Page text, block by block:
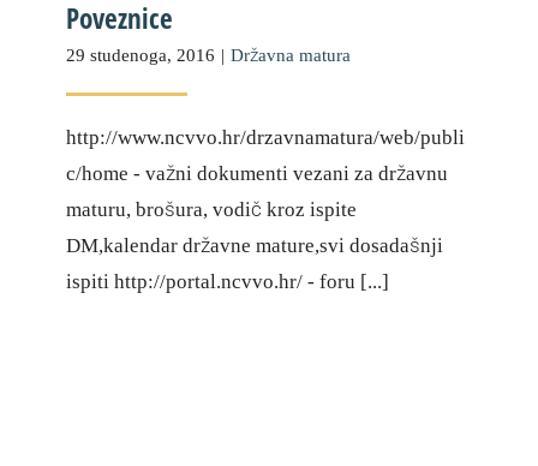
Poveznice
29 studenoga, 2016 | Državna matura
http://www.ncvvo.hr/drzavnamatura/web/publi
c/home - važni dokumenti vezani za državnu
maturu, brošura, vodič kroz ispite
DM,kalendar državne mature,svi dosadašnji
ispiti http://portal.ncvvo.hr/ - foru [...]